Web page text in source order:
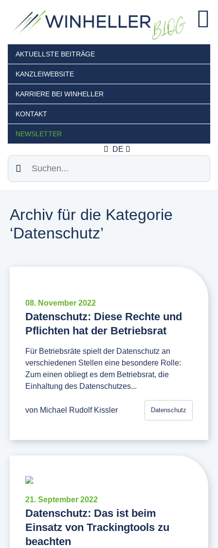
AKTUELLSTE BEITRÄGE
KANZLEIWEBSITE
KARRIERE BEI WINHELLER
KONTAKT
NEWSLETTER
DE
Suchen
Archiv für die Kategorie
‘Datenschutz’
08. November 2022
Datenschutz: Diese Rechte und
Pflichten hat der Betriebsrat
Für Betriebsräte spielt der Datenschutz an
verschiedenen Stellen eine besondere Rolle:
Zum einen obliegt es dem Betriebsrat, die
Einhaltung des Datenschutzes...
von Michael Rudolf Kissler Datenschutz
21. September 2022
Datenschutz: Das ist beim
Einsatz von Trackingtools zu
beachten